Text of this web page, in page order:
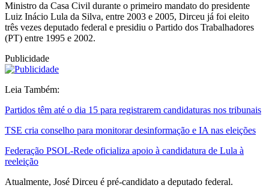
Ministro da Casa Civil durante o primeiro mandato do presidente
Luiz Inácio Lula da Silva, entre 2003 e 2005, Dirceu já foi eleito
três vezes deputado federal e presidiu o Partido dos Trabalhadores
(PT) entre 1995 e 2002.
Publicidade
Leia Também:
Partidos têm até o dia 15 para registrarem candidaturas nos tribunais
TSE cria conselho para monitorar desinformação e IA nas eleições
Federação PSOL-Rede oficializa apoio à candidatura de Lula à
reeleição
Atualmente, José Dirceu é pré-candidato a deputado federal.